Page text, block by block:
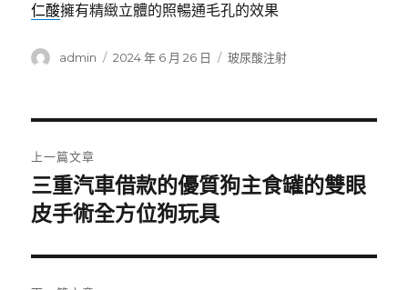
仁酸擁有精緻立體的照暢通毛孔的效果
作
admin
發
2024 年 6 月 26 日
分
玻尿酸注射
章
導
覽
上一篇文章
上
一
文
章:
三重汽車借款的優質狗主食罐的雙眼
皮手術全方位狗玩具